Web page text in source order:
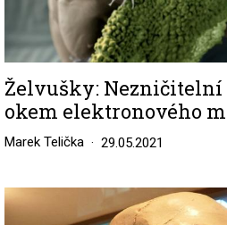
Želvušky:
okem elektronového
Marek Telička 29.05.2021
Image